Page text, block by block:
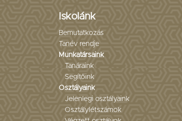
Iskolánk
Bemutatkozás
Tanév rendje
Munkatársaink
Tanáraink
Segítőink
Osztályaink
Jelenlegi osztályaink
Osztálylétszámok